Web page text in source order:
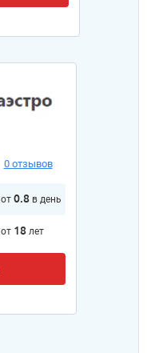
0 отзывов
от 0.8 в день
от 18 лет